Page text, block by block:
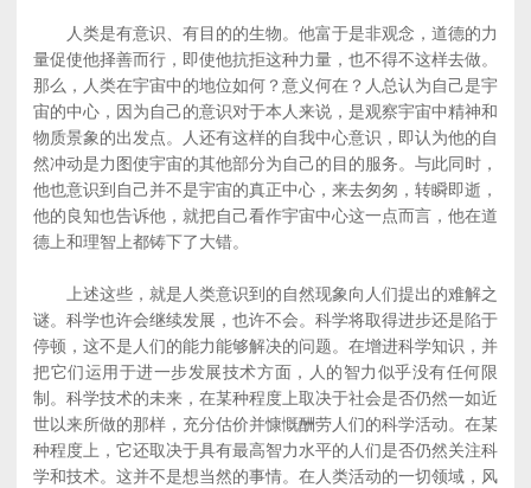
人类是有意识、有目的的生物。他富于是非观念，道德的力
量促使他择善而行，即使他抗拒这种力量，也不得不这样去做。
那么，人类在宇宙中的地位如何？意义何在？人总认为自己是宇
宙的中心，因为自己的意识对于本人来说，是观察宇宙中精神和
物质景象的出发点。人还有这样的自我中心意识，即认为他的自
然冲动是力图使宇宙的其他部分为自己的目的服务。与此同时，
他也意识到自己并不是宇宙的真正中心，来去匆匆，转瞬即逝，
他的良知也告诉他，就把自己看作宇宙中心这一点而言，他在道
德上和理智上都铸下了大错。
上述这些，就是人类意识到的自然现象向人们提出的难解之
谜。科学也许会继续发展，也许不会。科学将取得进步还是陷于
停顿，这不是人们的能力能够解决的问题。在增进科学知识，并
把它们运用于进一步发展技术方面，人的智力似乎没有任何限
制。科学技术的未来，在某种程度上取决于社会是否仍然一如近
世以来所做的那样，充分估价并慷慨酬劳人们的科学活动。在某
种程度上，它还取决于具有最高智力水平的人们是否仍然关注科
学和技术。这并不是想当然的事情。在人类活动的一切领域，风